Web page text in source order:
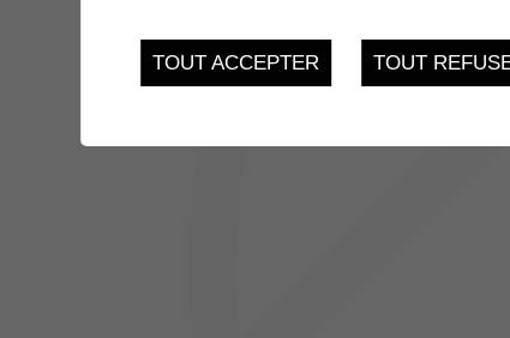
20
SEP. Bibliothèque
TOUT ACCEPTER TOUT